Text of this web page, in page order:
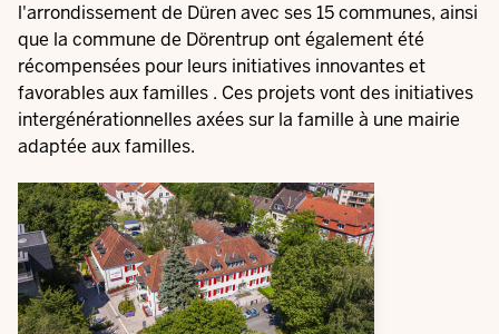
l'arrondissement de Düren avec ses 15 communes, ainsi
que la commune de Dörentrup ont également été
récompensées pour leurs initiatives innovantes et
favorables aux familles . Ces projets vont des initiatives
intergénérationnelles axées sur la famille à une mairie
adaptée aux familles.